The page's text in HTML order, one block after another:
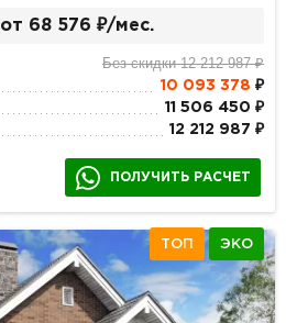
от 68 576 ₽/мес.
Без скидки 12 212 987 ₽
10 093 378 ₽
11 506 450 ₽
12 212 987 ₽
ПОЛУЧИТЬ РАСЧЕТ
ТОП ЭКО